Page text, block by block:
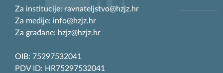
Za institucije: ravnateljstvo@hzjz.hr
Za medije: info@hzjz.hr
Za građane: hzjz@hzjz.hr
OIB: 75297532041
PDV ID: HR75297532041